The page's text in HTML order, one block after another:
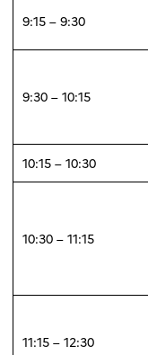
9:15 – 9:30
9:30 – 10:15
10:15 – 10:30
10:30 – 11:15
11:15 – 12:30